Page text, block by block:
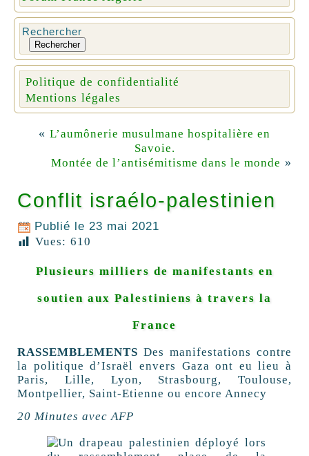
Rechercher
Rechercher
Politique de confidentialité
Mentions légales
« L’aumônerie musulmane hospitalière en
Savoie.
Montée de l’antisémitisme dans le monde »
Conflit israélo-palestinien
Publié le 23 mai 2021
Vues: 610
Plusieurs milliers de manifestants en
soutien aux Palestiniens à travers la
France
RASSEMBLEMENTS Des manifestations contre
la politique d’Israël envers Gaza ont eu lieu à
Paris, Lille, Lyon, Strasbourg, Toulouse,
Montpellier, Saint-Etienne ou encore Annecy
20 Minutes avec AFP